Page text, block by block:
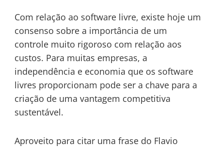
Com relação ao software livre, existe hoje um
consenso sobre a importância de um
controle muito rigoroso com relação aos
custos. Para muitas empresas, a
independência e economia que os software
livres proporcionam pode ser a chave para a
criação de uma vantagem competitiva
sustentável.
Aproveito para citar uma frase do Flavio